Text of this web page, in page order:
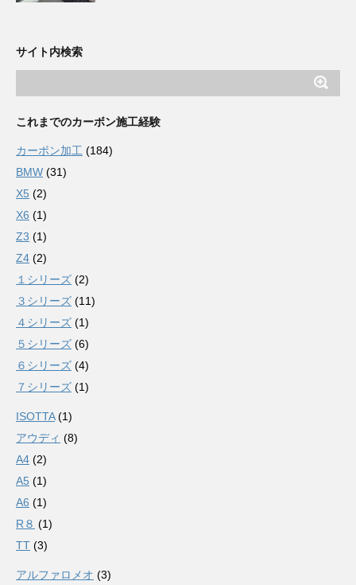
サイト内検索
これまでのカーボン施工経験
カーボン加工 (184)
BMW (31)
X5 (2)
X6 (1)
Z3 (1)
Z4 (2)
１シリーズ (2)
３シリーズ (11)
４シリーズ (1)
５シリーズ (6)
６シリーズ (4)
７シリーズ (1)
ISOTTA(1)
アウディ (8)
A4 (2)
A5 (1)
A6 (1)
R８ (1)
TT (3)
アルファロメオ (3)